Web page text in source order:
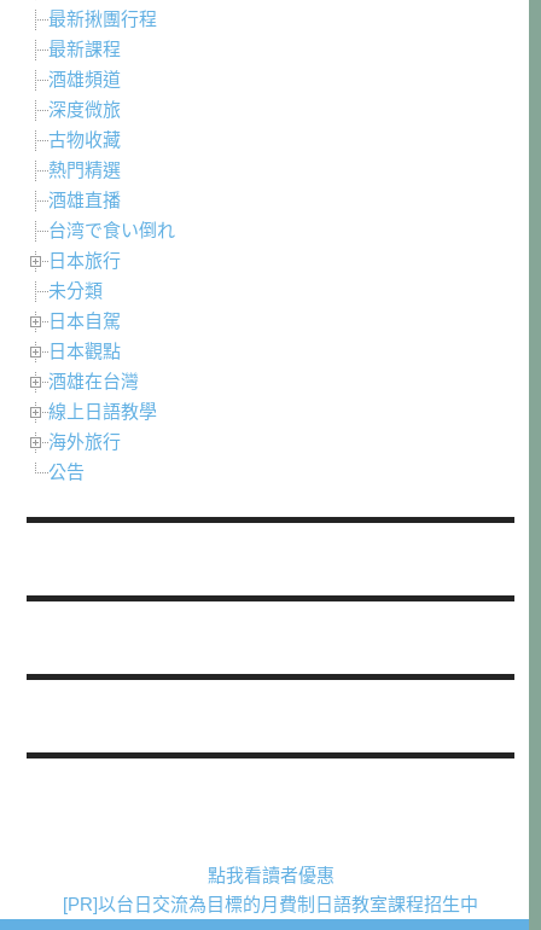
最新揪團行程
最新課程
酒雄頻道
深度微旅
古物收藏
熱門精選
酒雄直播
台湾で食い倒れ
日本旅行
未分類
日本自駕
日本觀點
酒雄在台灣
線上日語教學
海外旅行
公告
點我看讀者優惠
[PR]以台日交流為目標的月費制日語教室課程招生中